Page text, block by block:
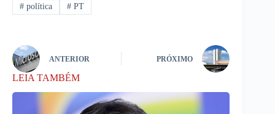
#política #PT
ANTERIOR PRÓXIMO
LEIA TAMBÉM